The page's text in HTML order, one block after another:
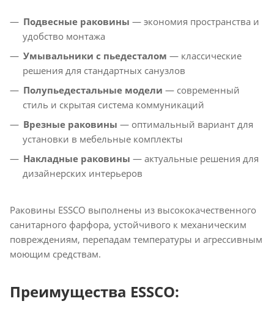
Подвесные раковины — экономия пространства и
удобство монтажа
Умывальники с пьедесталом — классические
решения для стандартных санузлов
Полупьедестальные модели — современный
стиль и скрытая система коммуникаций
Врезные раковины — оптимальный вариант для
установки в мебельные комплекты
Накладные раковины — актуальные решения для
дизайнерских интерьеров
Раковины ESSCO выполнены из высококачественного
санитарного фарфора, устойчивого к механическим
повреждениям, перепадам температуры и агрессивным
моющим средствам.
Преимущества ESSCO: